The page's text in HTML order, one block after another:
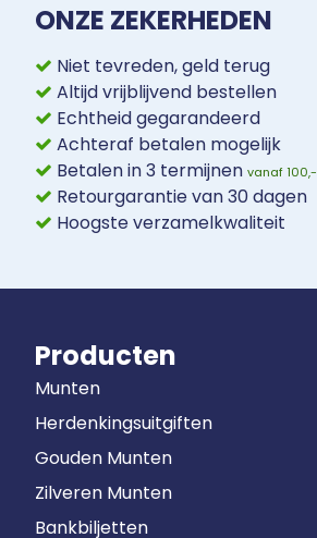
ONZE ZEKERHEDEN
Niet tevreden, geld terug
Altijd vrijblijvend bestellen
Echtheid gegarandeerd
Achteraf betalen mogelijk
Betalen in 3 termijnen vanaf 100,-
Retourgarantie van 30 dagen
Hoogste verzamelkwaliteit
Producten
Munten
Herdenkingsuitgiften
Gouden Munten
Zilveren Munten
Bankbiljetten